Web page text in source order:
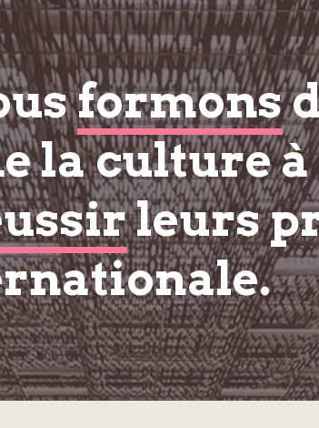
formons
la culture à
leurs